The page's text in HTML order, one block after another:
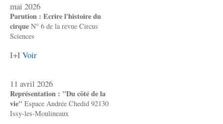
mai 2026
Parution : Ecrire l'histoire du
cirque N° 6 de la revue Circus
Sciences
I+I Voir
11 avril 2026
Représentation : "Du côté de la
vie" Espace Andrée Chedid 92130
Issy-les-Moulineaux